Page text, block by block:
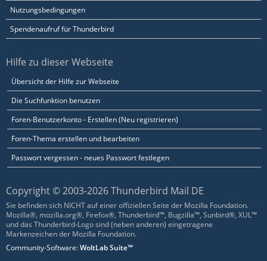
Nutzungsbedingungen
Spendenaufruf für Thunderbird
Hilfe zu dieser Webseite
Übersicht der Hilfe zur Webseite
Die Suchfunktion benutzen
Foren-Benutzerkonto - Erstellen (Neu registrieren)
Foren-Thema erstellen und bearbeiten
Passwort vergessen - neues Passwort festlegen
Copyright © 2003-2026 Thunderbird Mail DE
Sie befinden sich NICHT auf einer offiziellen Seite der Mozilla Foundation.
Mozilla®, mozilla.org®, Firefox®, Thunderbird™, Bugzilla™, Sunbird®, XUL™
und das Thunderbird-Logo sind (neben anderen) eingetragene
Markenzeichen der Mozilla Foundation.
Community-Software:WoltLab Suite™